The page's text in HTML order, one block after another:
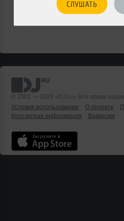
СЛУШАТЬ
© 2001 — 2026 «DJ.ru» Все права
Условия использования
О проекте
Контактная информация
Вакансии